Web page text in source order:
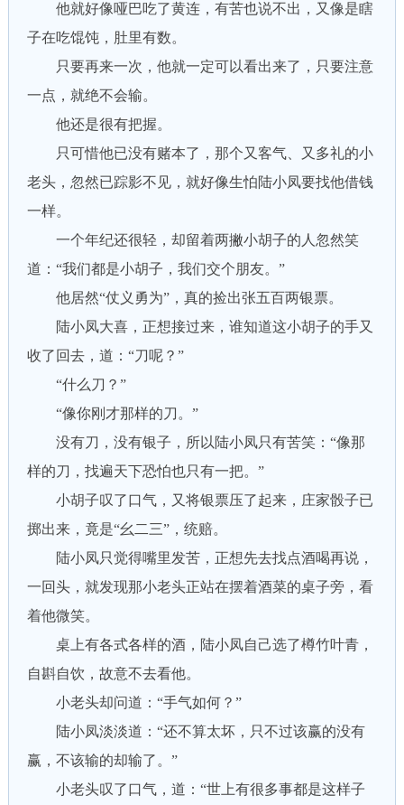
他就好像哑巴吃了黄连，有苦也说不出，又像是瞎
子在吃馄饨，肚里有数。
只要再来一次，他就一定可以看出来了，只要注意
一点，就绝不会输。
他还是很有把握。
只可惜他已没有赌本了，那个又客气、又多礼的小
老头，忽然已踪影不见，就好像生怕陆小凤要找他借钱
一样。
一个年纪还很轻，却留着两撇小胡子的人忽然笑
道：“我们都是小胡子，我们交个朋友。”
他居然“仗义勇为”，真的捡出张五百两银票。
陆小凤大喜，正想接过来，谁知道这小胡子的手又
收了回去，道：“刀呢？”
“什么刀？”
“像你刚才那样的刀。”
没有刀，没有银子，所以陆小凤只有苦笑：“像那
样的刀，找遍天下恐怕也只有一把。”
小胡子叹了口气，又将银票压了起来，庄家骰子已
掷出来，竟是“幺二三”，统赔。
陆小凤只觉得嘴里发苦，正想先去找点酒喝再说，
一回头，就发现那小老头正站在摆着酒菜的桌子旁，看
着他微笑。
桌上有各式各样的酒，陆小凤自己选了樽竹叶青，
自斟自饮，故意不去看他。
小老头却问道：“手气如何？”
陆小凤淡淡道：“还不算太坏，只不过该赢的没有
赢，不该输的却输了。”
小老头叹了口气，道：“世上有很多事都是这样子